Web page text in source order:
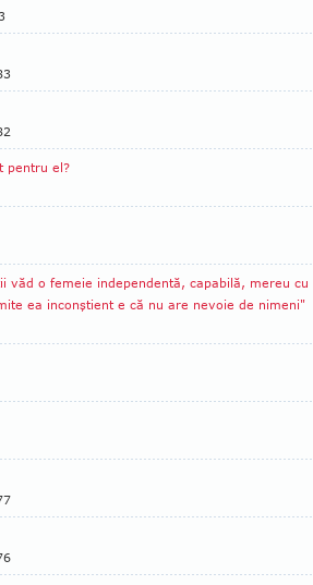
pentru el?
văd o femeie independentă, capabilă, mereu cu
ea inconştient e că nu are nevoie de nimeni"